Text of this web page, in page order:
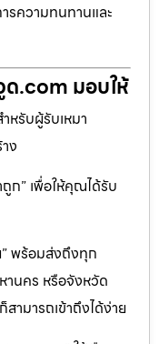
รความทนทานและ
ด.com มอบให้
หรับผู้รับเหมา
ง
ก” เพื่อให้คุณได้รับ
พร้อมส่งถึงทุก
านคร หรือจังหวัด
ามารถเข้าถึงได้ง่าย